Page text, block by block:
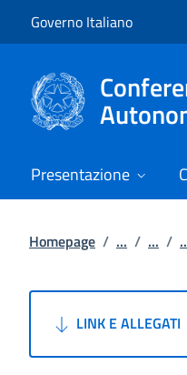
Governo Italiano
Presentazione
Homepage / ... / ... /
LINK E ALLEGATI